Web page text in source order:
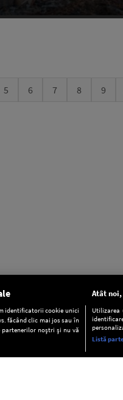
5 6 7 8 9
identificatorii cookie unici
făcând clic mai jos sau în
noștri și nu vă
Atât
Utilizarea
Listă